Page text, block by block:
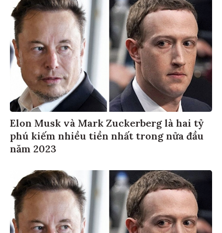
Elon Musk và Mark Zuckerberg là hai tỷ
phú kiếm nhiều tiền nhất trong nửa đầu
năm 2023